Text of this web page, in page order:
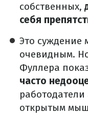
собственных,
себя
Это суждение
очевидным.
Фуллера
часто
открытым